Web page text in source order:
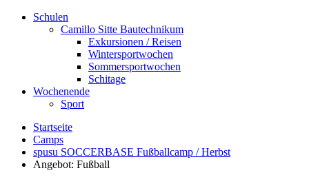
Schulen
Camillo Sitte Bautechnikum
Exkursionen / Reisen
Wintersportwochen
Sommersportwochen
Schitage
Wochenende
Sport
Startseite
Camps
spusu SOCCERBASE Fußballcamp / Herbst
Angebot: Fußball